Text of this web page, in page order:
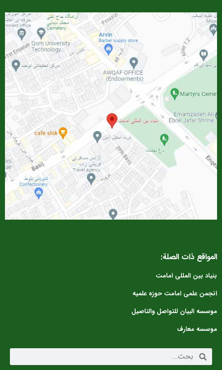
ذات الصلة:
بین المللی امامت
علمی امامت حوزه علمیه
البیان للتواصل والتاصیل
معارف